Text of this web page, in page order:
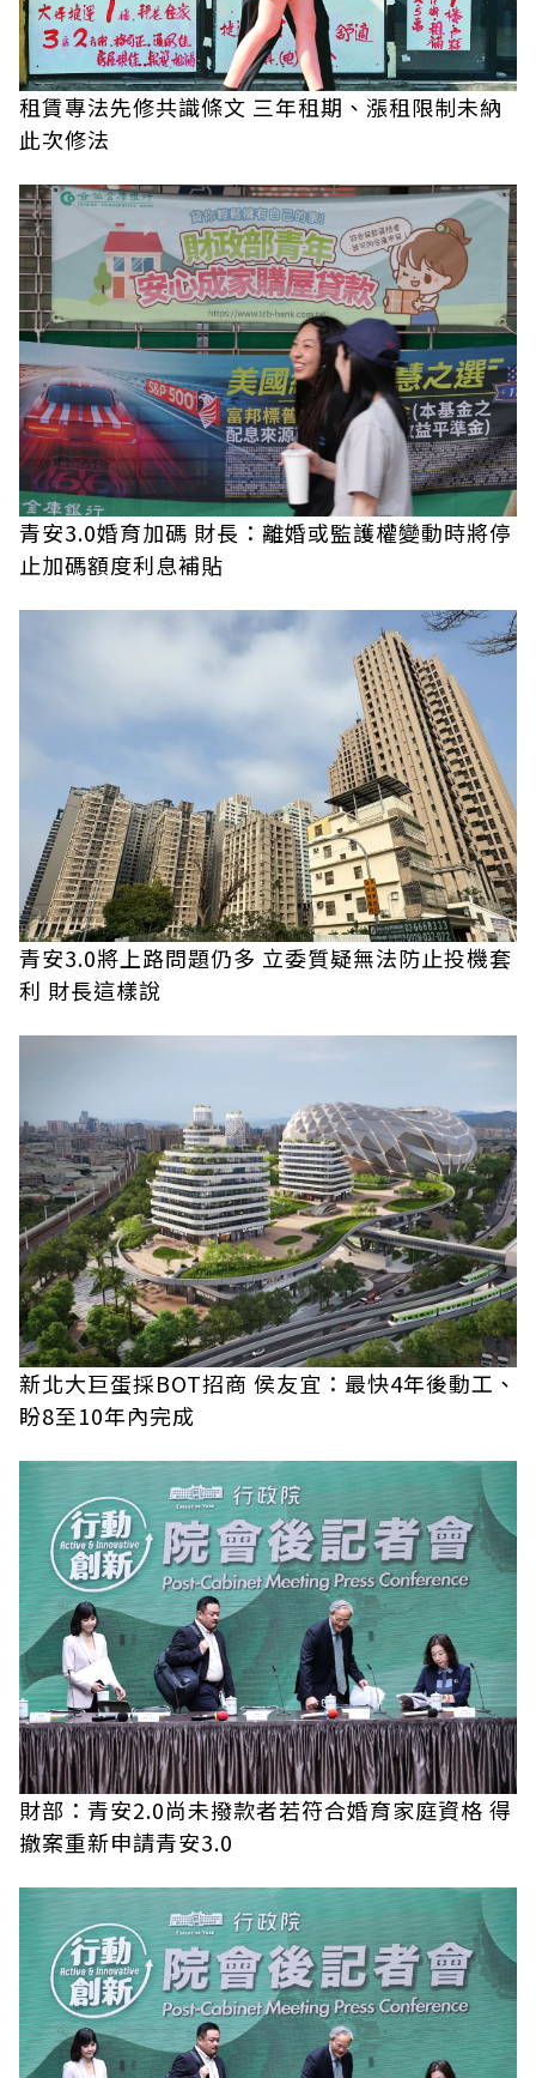
租賃專法先修共識條文 三年租期、漲租限制未納
此次修法
青安3.0婚育加碼 財長：離婚或監護權變動時將停
止加碼額度利息補貼
青安3.0將上路問題仍多 立委質疑無法防止投機套
利 財長這樣說
新北大巨蛋採BOT招商 侯友宜：最快4年後動工、
盼8至10年內完成
財部：青安2.0尚未撥款者若符合婚育家庭資格 得
撤案重新申請青安3.0